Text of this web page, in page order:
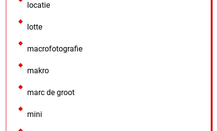
locatie
lotte
macrofotografie
makro
marc de groot
mini